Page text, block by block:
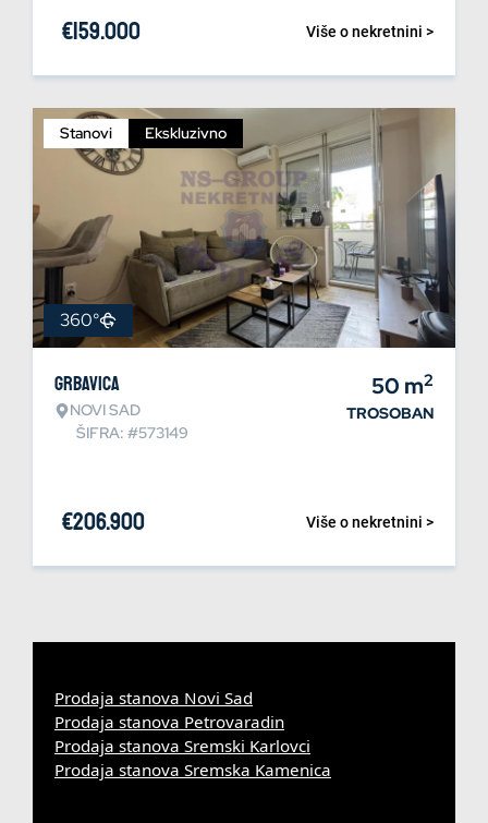
Više o nekretnini >
€159.000
Stanovi Ekskluzivno
360°
Grbavica
NOVI SAD
ŠIFRA: #573149
50 m2
TROSOBAN
Više o nekretnini >
€206.900
Prodaja stanova Novi Sad
Prodaja stanova Petrovaradin
Prodaja stanova Sremski Karlovci
Prodaja stanova Sremska Kamenica